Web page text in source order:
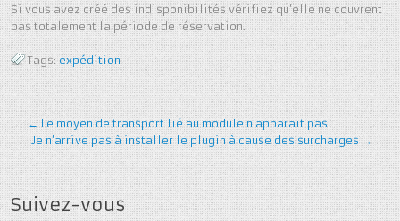
Si vous avez créé des indisponibilités vérifiez qu’elle ne couvrent
pas totalement la période de réservation.
Tags:expédition
← Le moyen de transport lié au module n’apparait pas
Je n’arrive pas à installer le plugin à cause des surcharges→
Suivez-vous